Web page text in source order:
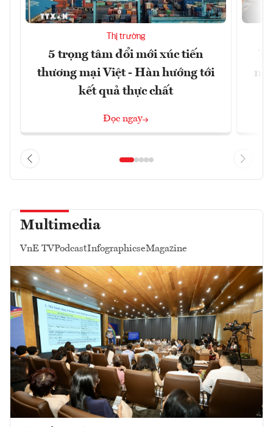
Thị trường
5 trọng tâm đổi mới xúc tiến
thương mại Việt - Hàn hướng tới
kết quả thực chất
Đọc ngay
Multimedia
VnE TVPodcastInfographicseMagazine